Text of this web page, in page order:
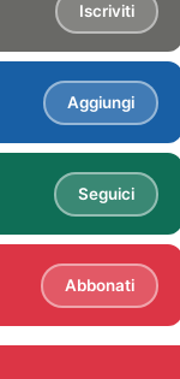
Iscriviti
Aggiungi
Seguici
Abbonati